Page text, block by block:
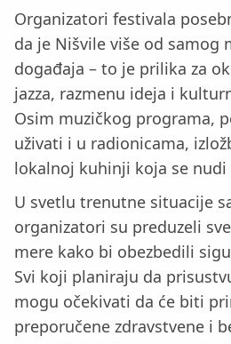
Organizatori festivala
da je Nišvile više od samog
događaja – to je prilika za
jazza, razmenu ideja i
Osim muzičkog programa,
uživati i u radionicama,
lokalnoj kuhinji koja se nudi
U svetlu trenutne situacije
organizatori su preduzeli
mere kako bi obezbedili
Svi koji planiraju da
mogu očekivati da će biti
preporučene zdravstvene i